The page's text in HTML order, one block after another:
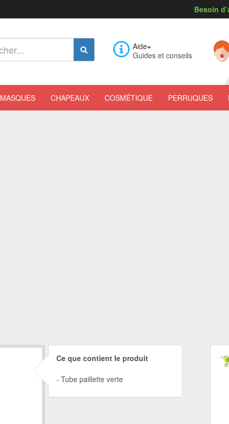
Besoin
Aide
Guides et conseils
MASQUES CHAPEAUX COSMÉTIQUE PERRUQUES
Ce que contient le produit
Tube paillette verte